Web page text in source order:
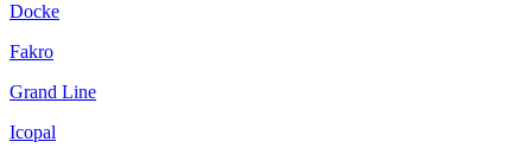
Docke
Fakro
Grand Line
Icopal